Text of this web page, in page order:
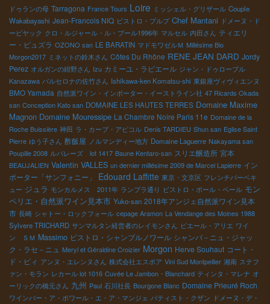
ドゥランの母 Tarragona France Tours Loire ミッシェル・グリザール Couple
Wakabayashi Jean-Francois NIQ ビストロ・プルプ Chef Mantani ドメーヌ・ド
ーピヤック クロ・ルジャール・ル・ブール1996年 マルセル 内田さん ティエリ
ー・ピュズラ OZONO san LE BARATIN マドモワゼルＭ Millésime Bio
Morgon2017 ミネットの鈴木さん Côtes Du Rhône RENE JEAN DARD Jordy
Perez オルガンの紺野さん Izu カミーユ・ラピエール ジャン・ドゥローブル
Kanazawa バルセロナの佐竹さん Ishikawa-ken Komatsu-shi 東銀座ヴィヴィエンヌ
BMO Yamada 自然派ワイン・インポーター・イーストライン社 47 Ricards Okada
san Conception Kato san DOMAINE LES HAUTES TERRES Domaine Maxime
Magnon Domaine Mouressipe La Chambre Noire Paris 11e Domaine de la
Roche Buissière 神田 ラ・カーブ・アピコル Denis TARDIEU Shun san Eglise Saint
Pierre ゆう子さん 酢飯屋 ノルマンディー地方 Domaine Laguerre Nakayama san
Poupille 2008 ルバレーズ lot 1417 Baune Kentaro-san スリエ醸造所 宮本
BEAUJALIEN Valentin VALLES un dernier millésime 2009 de Marcel Lapierre イン
ポーター「サンフォニー」
Edouard Laffitte 東京・文京区 フレンチバーベキ
ュー ジュラ モンカルメス 2011年 ランブラ通り ビストロ・ポール・ベール モン
ペリエ・自然派ワイン見本市 Yuko-san 2018年アンジェ自然派ワイン見本
市 長崎 シャトー・ロックフォール cepage Aramon La Vendange des Moines 1988
Sylvere TRICHARD サンマルタン経営者のレイモンさん ピエール・アリエ ワイ
ン ＳＭ Massimo ビストロ・シャンブルノワール シャンパ－ニュ・ジャッ
ク・ラセ－ニュ Meryl et Géraldine Croizier Morgon Herve Souhaut コート・
ド・ピィ アンヌ・エレンヌさん 株式会社エスポア Vini Sud Montpellier 湘南 ステフ
ァン・モラン レカール lot 1016 Cuvée Le Jambon・Blanchard ティンタ・マレナ オ
ーリックの橋元さん 九州 Paul 石川社長 Bourgone Blanc Domaine Prieuré Roch
ワインバー・ア・ボワール・エ・ア・マンジェ バティスト・クザン ドメーヌ・デ・